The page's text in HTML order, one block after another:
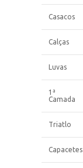
Casacos
Calças
Luvas
1ª
Camada
Triatlo
Capacetes